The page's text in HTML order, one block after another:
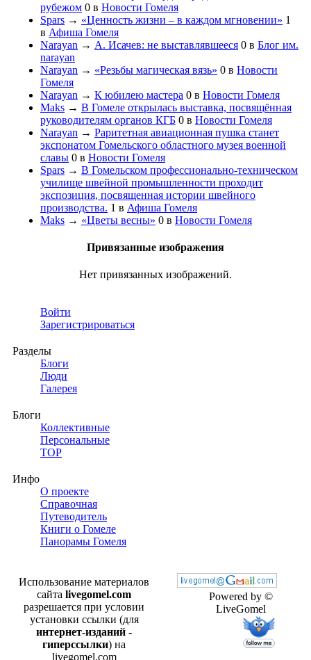
рубежом 0 в Новости Гомеля
Spars → «Ценность жизни – в каждом мгновении» 1
в Афиша Гомеля
Narayan → А. Исачев: не выставлявшееся 0 в Блог им.
narayan
Narayan → «Резьбы магическая вязь» 0 в Новости
Гомеля
Narayan → К юбилею мастера 0 в Новости Гомеля
Maks → В Гомеле открылась выставка, посвящённая
руководителям органов КГБ 0 в Новости Гомеля
Narayan → Раритетная авиационная пушка станет
экспонатом Гомельского областного музея военной
славы 0 в Новости Гомеля
Spars → В Гомельском профессионально-техническом
училище швейной промышленности проходит
экспозиция, посвященная истории швейного
производства. 1 в Афиша Гомеля
Maks → «Цветы весны» 0 в Новости Гомеля
Привязанные изображения
Нет привязанных изображений.
Войти
Зарегистрироваться
Разделы
Блоги
Люди
Галерея
Блоги
Коллективные
Персональные
TOP
Инфо
О проекте
Справочная
Путеводитель
Книги о Гомеле
Панорамы Гомеля
Powered by ©
LiveGomel
Использование материалов
сайта livegomel.com
разрешается при условии
установки ссылки (для
интернет-изданий -
гиперссылки) на
livegomel.com